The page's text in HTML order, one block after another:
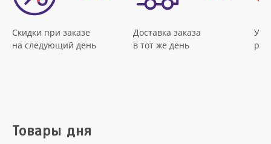
Скидки при заказе
на следующий день
Доставка заказа
в тот же день
Товары дня